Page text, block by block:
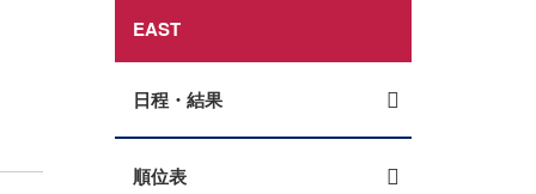
EAST
日程・結果
順位表